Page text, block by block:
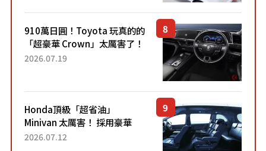
了！...
910萬日圓！Toyota 玩真的的
「超豪華 Crown」太厲害了！
採用由「匠人技藝」打造的
2026.07.19
Honda頂級「超省油」
Minivan 太厲害！ 採用豪華
「真皮座椅」與專屬「黑色內
2026.07.12